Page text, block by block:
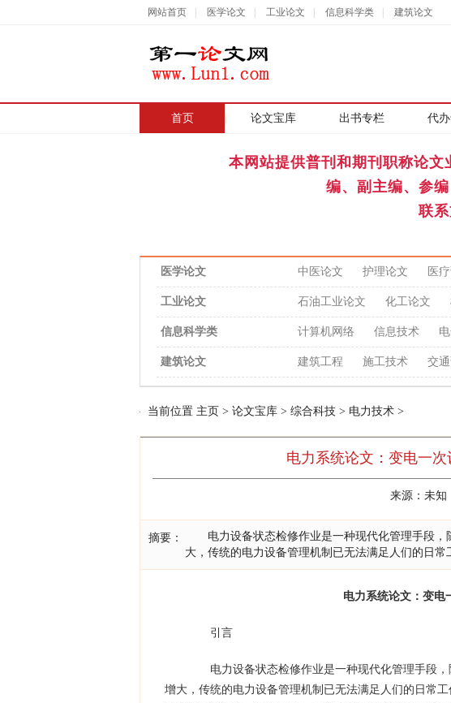
网站首页 医学论文 工业论文 信息科学类 建筑论文
首页 论文宝库 出书专栏 代办
本网站提供普刊和期刊职称论
编、副主编、参
联
医学论文 中医论文 护理论文 医
工业论文 石油工业论文 化工论文
信息科学类 计算机网络 信息技术
建筑论文 建筑工程 施工技术 交
当前位置 主页 > 论文宝库 > 综合科技 > 电力技术 >
电力系统论文：变电一
来源：未知
摘要：
电力设备状态检修作业是一种现代化管理手段，
大，传统的电力设备管理机制已无法满足人们的日常
电力系统论文：变电
引言
电力设备状态检修作业是一种现代化管理手段，
增大，传统的电力设备管理机制已无法满足人们的日常